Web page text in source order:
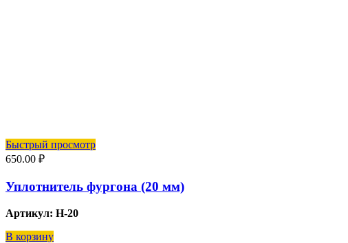
Быстрый просмотр
650.00 ₽
Уплотнитель фургона (20 мм)
Артикул: H-20
В корзину